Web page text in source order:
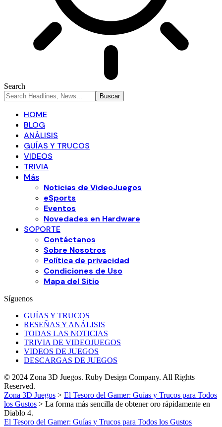
Search
HOME
BLOG
ANÁLISIS
GUÍAS Y TRUCOS
VIDEOS
TRIVIA
Más
Noticias de VideoJuegos
eSports
Eventos
Novedades en Hardware
SOPORTE
Contáctanos
Sobre Nosotros
Política de privacidad
Condiciones de Uso
Mapa del Sitio
Síguenos
GUÍAS Y TRUCOS
RESEÑAS Y ANÁLISIS
TODAS LAS NOTICIAS
TRIVIA DE VIDEOJUEGOS
VIDEOS DE JUEGOS
DESCARGAS DE JUEGOS
© 2024 Zona 3D Juegos. Ruby Design Company. All Rights
Reserved.
Zona 3D Juegos > El Tesoro del Gamer: Guías y Trucos para Todos
los Gustos > La forma más sencilla de obtener oro rápidamente en
Diablo 4.
El Tesoro del Gamer: Guías y Trucos para Todos los Gustos